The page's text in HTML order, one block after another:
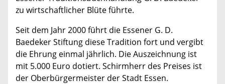
zu wirtschaftlicher Blüte führte.
Seit dem Jahr 2000 führt die Essener G. D.
Baedeker Stiftung diese Tradition fort und vergibt
die Ehrung einmal jährlich. Die Auszeichnung ist
mit 5.000 Euro dotiert. Schirmherr des Preises ist
der Oberbürgermeister der Stadt Essen.